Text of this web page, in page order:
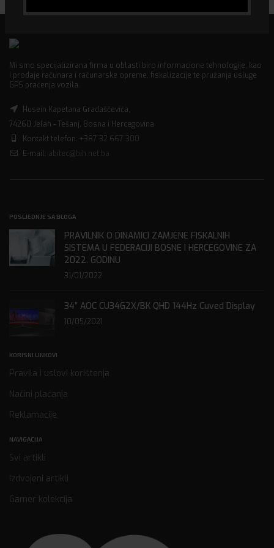
Mi smo specijalizirana firma u oblasti biro informacione tehnologije, kao
i prodaje računara i računarske opreme, fiskalizacije te pružanja usluge
GPS praćenja vozila.
Husein Kapetana Gradaščevića,
74260 Jelah - Tešanj, Bosna i Hercegovina
Kontakt telefon: +387 32 667 300
E-mail: abitec@bih.net.ba
POSLJEDNJE SA BLOGA
PRAVILNIK O DINAMICI ZAMJENE FISKALNIH
SISTEMA U FEDERACIJI BOSNE I HERCEGOVINE ZA
2022. GODINU
31/01/2022
34” AOC CU34G2X/BK QHD 144Hz Cuved Display
10/05/2021
KORISNI LINKOVI
Pravila i uslovi korištenja
Načini plaćanja
Reklamacije
NAVIGACIJA
Svi artikli
Izdvojeni artikli
Gamer kolekcija